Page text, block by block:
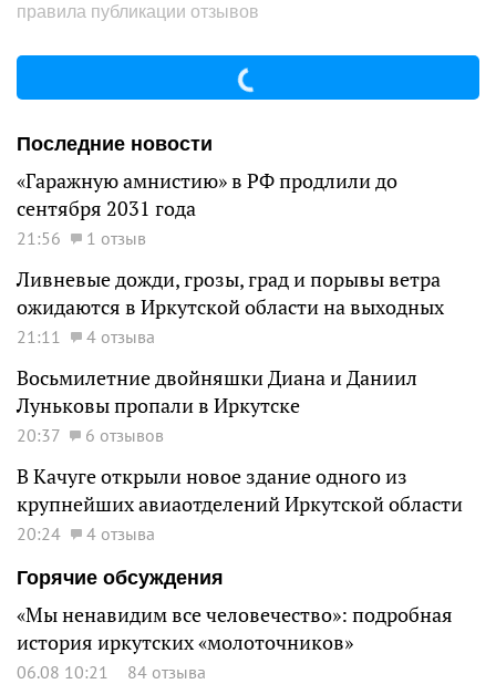
правила публикации отзывов
Последние новости
«Гаражную амнистию» в РФ продлили до
сентября 2031 года
21:56 1 отзыв
Ливневые дожди, грозы, град и порывы ветра
ожидаются в Иркутской области на выходных
21:11 4 отзыва
Восьмилетние двойняшки Диана и Даниил
Луньковы пропали в Иркутске
20:37 6 отзывов
В Качуге открыли новое здание одного из
крупнейших авиаотделений Иркутской области
20:24
4 отзыва
Горячие обсуждения
«Мы ненавидим все человечество»: подробная
история иркутских «молоточников»
06.08 10:21 84 отзыва